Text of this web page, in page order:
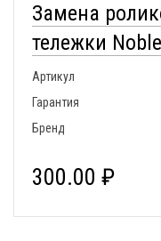
Замена
тележки
Артикул
Гарантия
Бренд
300.00 ₽